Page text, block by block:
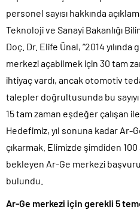
personel sayısı hakkında
Teknoloji ve Sanayi Bakanlığı
Doç. Dr. Elife Ünal, “2014
merkezi açabilmek için 30 tam
ihtiyaç vardı, ancak otomotiv
talepler doğrultusunda bu sayıyı
15 tam zaman eşdeğer çalışan
Hedefimiz, yıl sonuna kadar Ar-
çıkarmak. Elimizde şimdiden
bekleyen Ar-Ge merkezi
bulundu.
Ar-Ge merkezi için gerekli 5